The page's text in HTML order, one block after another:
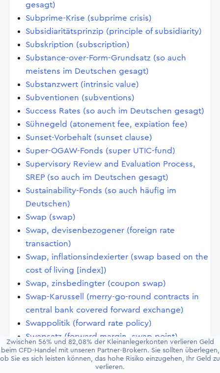
gesagt)
Subprime-Krise (subprime crisis)
Subsidiaritätsprinzip (principle of subsidiarity)
Subskription (subscription)
Substance-over-Form-Grundsatz (so auch
meistens im Deutschen gesagt)
Substanzwert (intrinsic value)
Subventionen (subventions)
Success Rates (so auch im Deutschen gesagt)
Sühnegeld (atonement fee, expiation fee)
Sunset-Vorbehalt (sunset clause)
Super-OGAW-Fonds (super UTIC-fund)
Supervisory Review and Evaluation Process,
SREP (so auch im Deutschen gesagt)
Sustainability-Fonds (so auch häufig im
Deutschen)
Swap (swap)
Swap, devisenbezogener (foreign rate
transaction)
Swap, inflationsindexierter (swap based on the
cost of living [index])
Swap, zinsbedingter (coupon swap)
Swap-Karussell (merry-go-round contracts in
central bank covered forward exchange)
Swappolitik (forward rate policy)
Swapsatz (forward margin, swap point)
Swapsatz, marginaler (marginal swap point
quotation)
Zwischen 56% und 82,08% der Kleinanlegerkonten verlieren Geld
beim CFD-Handel mit unseren Partner-Brokern. Sie sollten überlegen,
ob Sie es sich leisten können, das hohe Risiko einzugehen, Ihr Geld zu
verlieren.